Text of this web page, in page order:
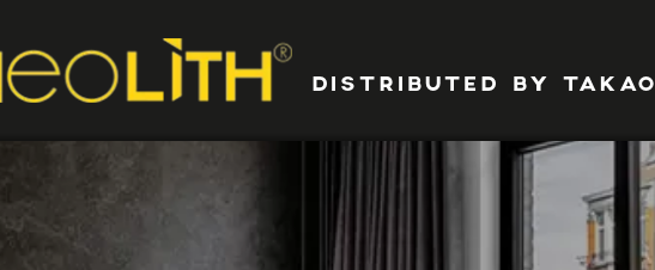
DISTRIBUTED BY TAKAO